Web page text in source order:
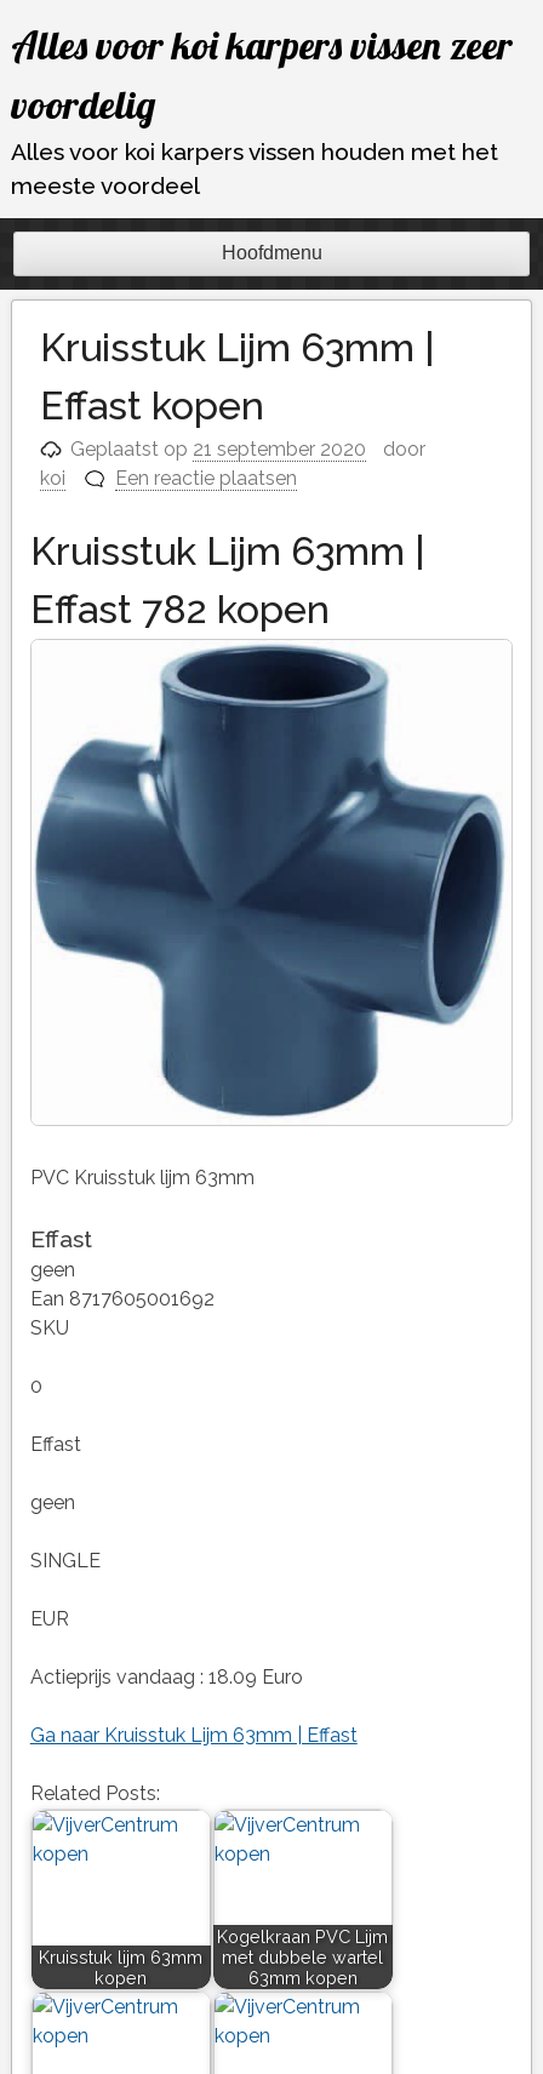
naar
inhoud
Alles voor koi karpers vissen zeer
voordelig
Alles voor koi karpers vissen houden met het
meeste voordeel
Hoofdmenu
Kruisstuk Lijm 63mm |
Effast kopen
Geplaatst op 21 september 2020
door
koi
Een reactie plaatsen
Kruisstuk Lijm 63mm |
Effast 782 kopen
PVC Kruisstuk lijm 63mm
Effast
geen
Ean 8717605001692
SKU
0
Effast
geen
SINGLE
EUR
Actieprijs vandaag : 18.09 Euro
Ga naar Kruisstuk Lijm 63mm | Effast
Related Posts:
Kruisstuk lijm 63mm
kopen
Kogelkraan PVC Lijm
met dubbele wartel
63mm kopen